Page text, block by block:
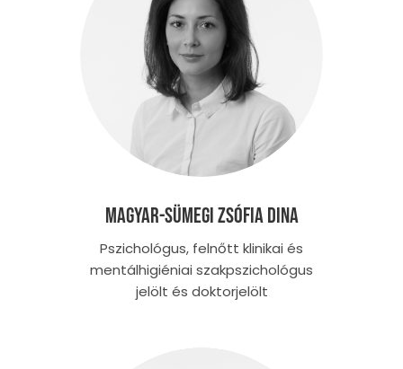
Magyar-Sümegi Zsófia Dina
Pszichológus, felnőtt klinikai és
mentálhigiéniai szakpszichológus
jelölt és doktorjelölt